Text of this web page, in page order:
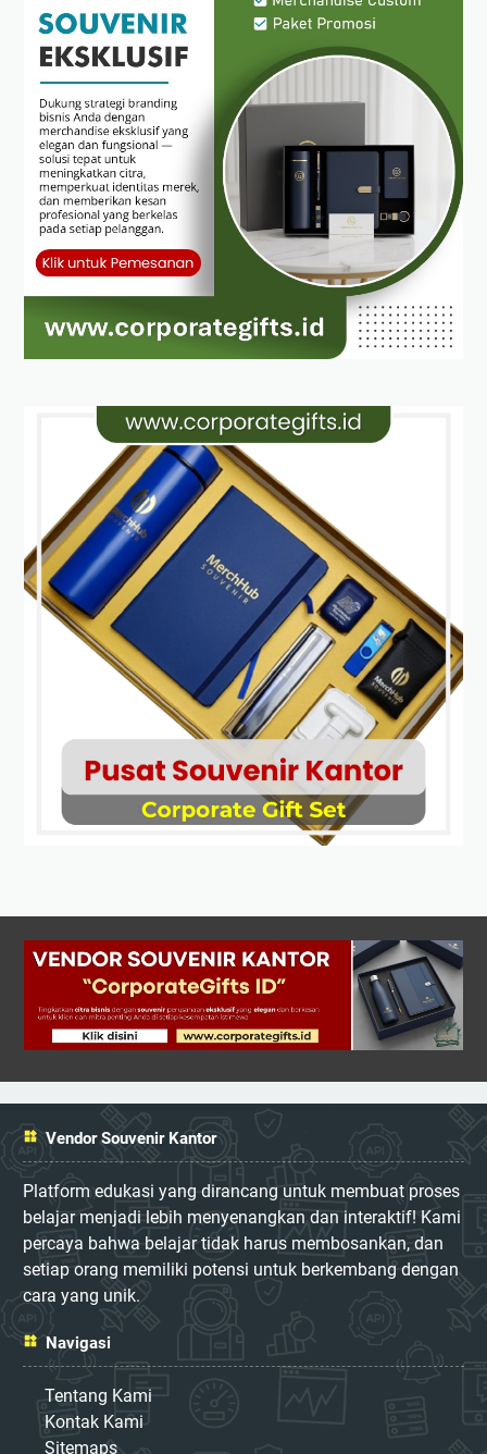
Vendor Souvenir Kantor
Platform edukasi yang dirancang untuk membuat proses
belajar menjadi lebih menyenangkan dan interaktif! Kami
percaya bahwa belajar tidak harus membosankan, dan
setiap orang memiliki potensi untuk berkembang dengan
cara yang unik.
Navigasi
Tentang Kami
Kontak Kami
Sitemaps